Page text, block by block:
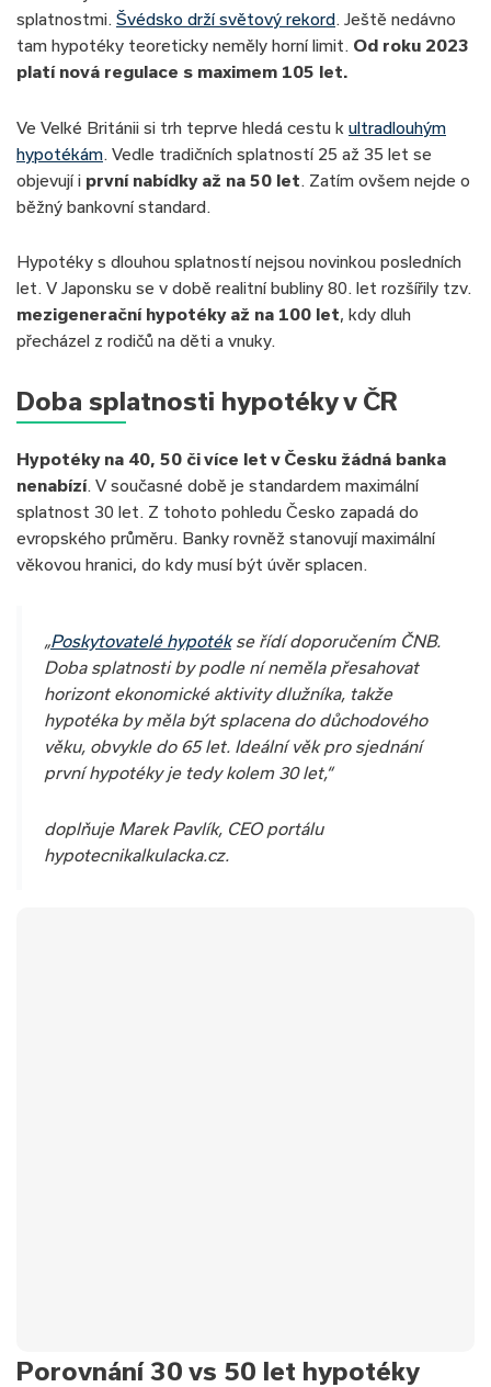
splatnostmi. Švédsko drží světový rekord. Ještě nedávno
tam hypotéky teoreticky neměly horní limit. Od roku 2023
platí nová regulace s maximem 105 let.
Ve Velké Británii si trh teprve hledá cestu k ultradlouhým
hypotékám . Vedle tradičních splatností 25 až 35 let se
objevují i první nabídky až na 50 let . Zatím ovšem nejde o
běžný bankovní standard.
Hypotéky s dlouhou splatností nejsou novinkou posledních
let. V Japonsku se v době realitní bubliny 80. let rozšířily tzv.
mezigenerační hypotéky až na 100 let, kdy dluh
přecházel z rodičů na děti a vnuky.
Doba splatnosti hypotéky v ČR
Hypotéky na 40, 50 či více let v Česku žádná banka
nenabízí. V současné době je standardem maximální
splatnost 30 let. Z tohoto pohledu Česko zapadá do
evropského průměru. Banky rovněž stanovují maximální
věkovou hranici, do kdy musí být úvěr splacen.
„Poskytovatelé hypotékse řídí doporučením ČNB.
Doba splatnosti by podle ní neměla přesahovat
horizont ekonomické aktivity dlužníka, takže
hypotéka by měla být splacena do důchodového
věku, obvykle do 65 let. Ideální věk pro sjednání
první hypotéky je tedy kolem 30 let,“
doplňuje Marek Pavlík, CEO portálu
hypotecnikalkulacka.cz.
✅Úrok:
od 4,69 %
Porovnání 30 vs 50 let hypotéky